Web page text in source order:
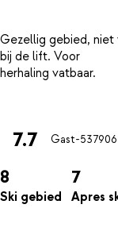
Gezellig gebied, niet
bij de lift. Voor
herhaling vatbaar.
7.7 Gast-5379
8
Ski gebied
7
Apres